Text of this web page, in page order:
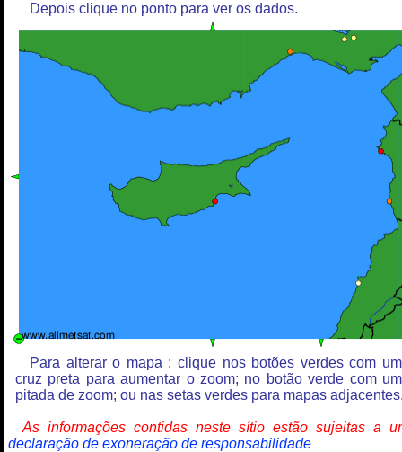
Depois clique no ponto para ver os dados.
Para alterar o mapa : clique nos botões verdes com
cruz preta para aumentar o zoom; no botão verde com
pitada de zoom; ou nas setas verdes para mapas
As informações contidas neste sítio estão sujeitas a
declaração de exoneração de responsabilidade